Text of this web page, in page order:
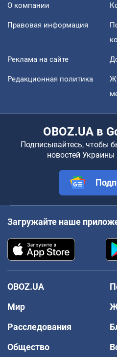
О компании
Правовая информация
Реклама на сайте
Редакционная политика
OBOZ.UA в
Подписывайтесь, чтобы
новостей
Загружайте наше
OBOZ.UA
Мир
Расследования
Общество